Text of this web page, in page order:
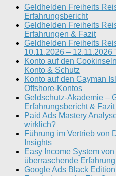
Geldhelden Freiheits
Erfahrungsbericht
Geldhelden Freiheits
Erfahrungen & Fazit
Geldhelden Freiheits
10.11.2026 – 12.11.2026
Konto auf den
Konto & Schutz
Konto auf den Cayman
Offshore-Kontos
Geldschutz-Akademie –
Erfahrungsbericht & Fazit
Paid Ads Mastery
wirklich?
Führung im Vertrieb von
Insights
Easy Income System
überraschende Erfahrung
Google Ads Black